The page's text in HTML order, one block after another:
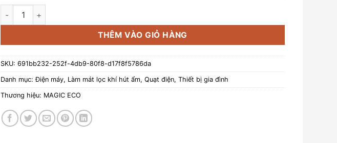
Quạt không cánh kết hợp lọc không khí Magic Eco AC-307 số lượng
THÊM VÀO GIỎ HÀNG
SKU: 691bb232-252f-4db9-80f8-d17f8f5786da
Danh mục:Điện máy, Làm mát lọc khí hút ẩm, Quạt điện, Thiết bị gia đình
Thương hiệu: MAGIC ECO